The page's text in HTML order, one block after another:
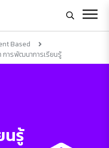
Based
การพัฒนาการเรียนรู้
นรู้